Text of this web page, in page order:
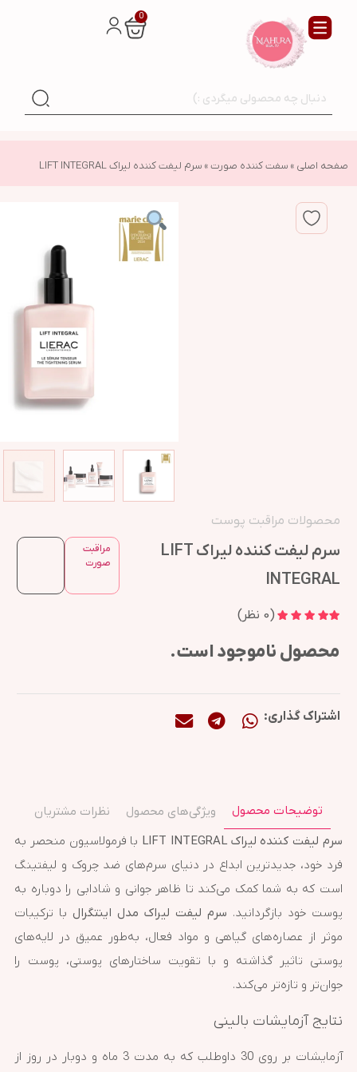
0
صفحه اصلی » سفت کننده صورت» سرم لیفت کننده لیراک LIFT INTEGRAL
محصولات مراقبت پوست
سرم لیفت کننده لیراک LIFT
INTEGRAL
مراقبت
صورت
(
0 نظر)
محصول ناموجود است.
اشتراک گذاری:
توضیحات محصول ویژگی‌های محصول
نظرات مشتریان
سرم لیفت کننده لیراک LIFT INTEGRAL
با فرمولاسیون منحصر به
فرد خود، جدیدترین ابداع در دنیای سرم‌های ضد چروک و لیفتینگ
است که به شما کمک می‌کند تا ظاهر جوانی و شادابی را دوباره به
پوست خود بازگردانید. سرم لیفت لیراک مدل اینتگرال با ترکیبات
موثر از عصاره‌های گیاهی و مواد فعال، به‌طور عمیق در لایه‌های
پوستی تاثیر گذاشته و با تقویت ساختارهای پوستی، پوست را
جوان‌تر و تازه‌تر می‌کند.
نتایج آزمایشات بالینی
آزمایشات بر روی 30 داوطلب که به مدت 3 ماه و دوبار در روز از